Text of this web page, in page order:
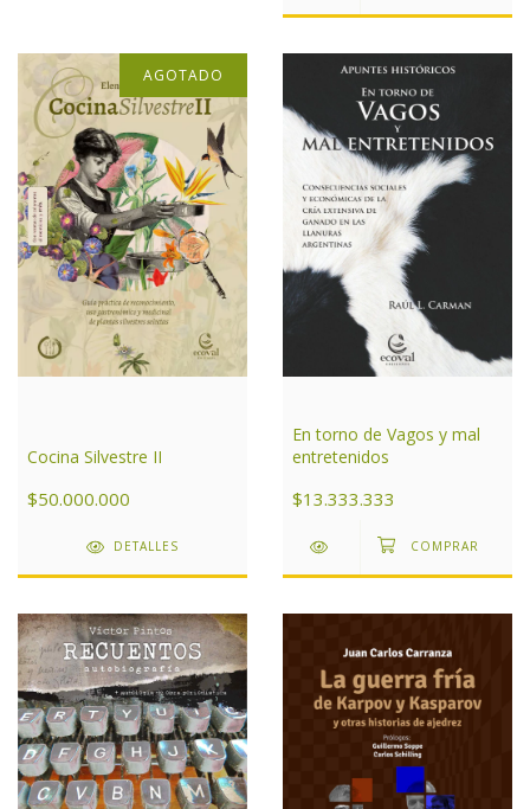
AGOTADO
Cocina Silvestre II
$50.000.000
DETALLES
En torno de Vagos y mal
entretenidos
$13.333.333